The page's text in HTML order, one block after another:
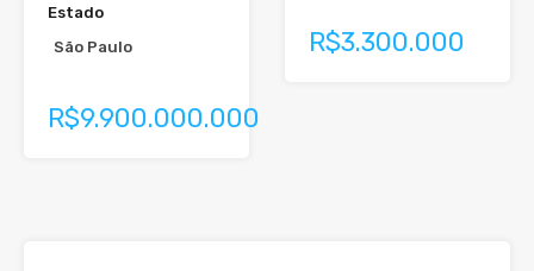
Estado
São Paulo
R$9.900.000.000
R$3.300.000